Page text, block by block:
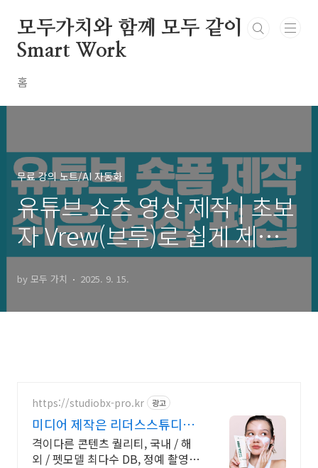
모두가치와 함께 모두 같이
Smart Work
홈
무료 강의 노트/AI 자동화
유튜브 쇼츠 영상 제작 | 초보
자 Vrew(브루)로 쉽게 제작하
는 방법 1편
by 모두 가치 2025. 9. 15.
https://studiobx-pro.kr 광고
미디어 제작은 리더스스튜디오
브랜드 필름 무료 서비스
격이다른 콘텐츠 퀄리티, 국내 / 해
외 / 펫모델 최다수 DB, 정예 촬영